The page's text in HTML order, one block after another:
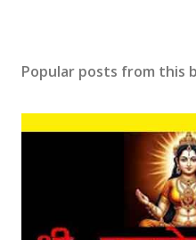
Popular posts from this